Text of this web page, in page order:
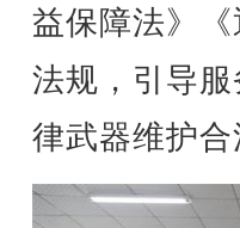
益保障法》
法规，引导
律武器维护合